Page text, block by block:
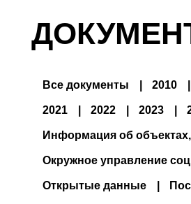
Все документы 2010
2021 2022 2023
Информация об
Окружное управление
Открытые данные